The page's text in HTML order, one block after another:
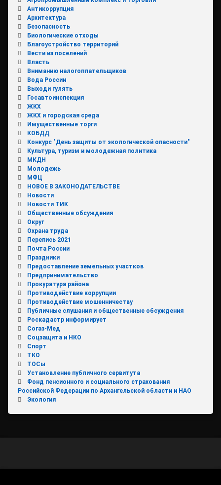
Антикоррупция
Архитектура
Безопасность
Биологические отходы
Благоустройство территорий
Вести из поселений
Власть
Вниманию налогоплательщиков
Вода России
Выходи гулять
Госавтоинспекция
ЖКХ
ЖКХ и городская среда
Имущественные торги
КОБДД
Конкурс "День защиты от экологической опасности"
Культура, туризм и молодежная политика
МКДН
Молодежь
МФЦ
НОВОЕ В ЗАКОНОДАТЕЛЬСТВЕ
Новости
Новости ТИК
Общественные обсуждения
Округ
Охрана труда
Перепись 2021
Почта России
Праздники
Предоставление земельных участков
Предпринимательство
Прокуратура района
Противодействие коррупции
Противодействие мошенничеству
Публичные слушания и общественные обсуждения
Роскадастр информирует
Согаз-Мед
Соцзащита и НКО
Спорт
ТКО
ТОСы
Установление публичного сервитута
Фонд пенсионного и социального страхования
Российской Федерации по Архангельской области и НАО
Экология